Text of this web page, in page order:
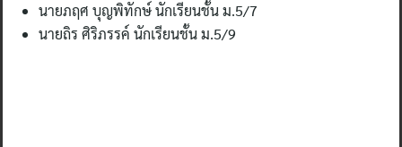
นายภฤศ บุญพิทักษ์ นักเรียนชั้น ม.5/7
นายถิร ศิริภรรค์ นักเรียนชั้น ม.5/9